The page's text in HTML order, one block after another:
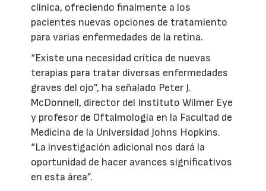
clínica, ofreciendo finalmente a los
pacientes nuevas opciones de tratamiento
para varias enfermedades de la retina.
“Existe una necesidad crítica de nuevas
terapias para tratar diversas enfermedades
graves del ojo”, ha señalado Peter J.
McDonnell, director del Instituto Wilmer Eye
y profesor de Oftalmología en la Facultad de
Medicina de la Universidad Johns Hopkins.
“La investigación adicional nos dará la
oportunidad de hacer avances significativos
en esta área”.